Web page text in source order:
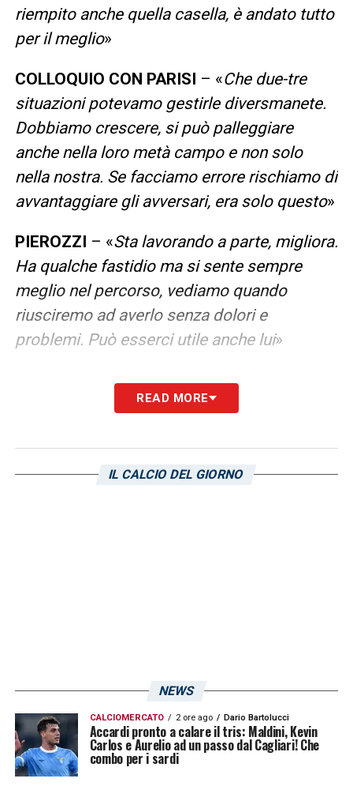
riempito anche quella casella, è andato tutto
per il meglio»
COLLOQUIO CON PARISI – «Che due-tre
situazioni potevamo gestirle diversmanete.
Dobbiamo crescere, si può palleggiare
anche nella loro metà campo e non solo
nella nostra. Se facciamo errore rischiamo di
avvantaggiare gli avversari, era solo questo»
PIEROZZI – «Sta lavorando a parte, migliora.
Ha qualche fastidio ma si sente sempre
meglio nel percorso, vediamo quando
riusciremo ad averlo senza dolori e
problemi. Può esserci utile anche lui»
LA PLAYLIST DELLE NOSTRE TOP NEWS
READ MORE
IL CALCIO DEL GIORNO
NEWS
CALCIOMERCATO 2 ore ago Dario Bartolucci
Accardi pronto a calare il tris: Maldini, Kevin
Carlos e Aurelio ad un passo dal Cagliari! Che
combo per i sardi